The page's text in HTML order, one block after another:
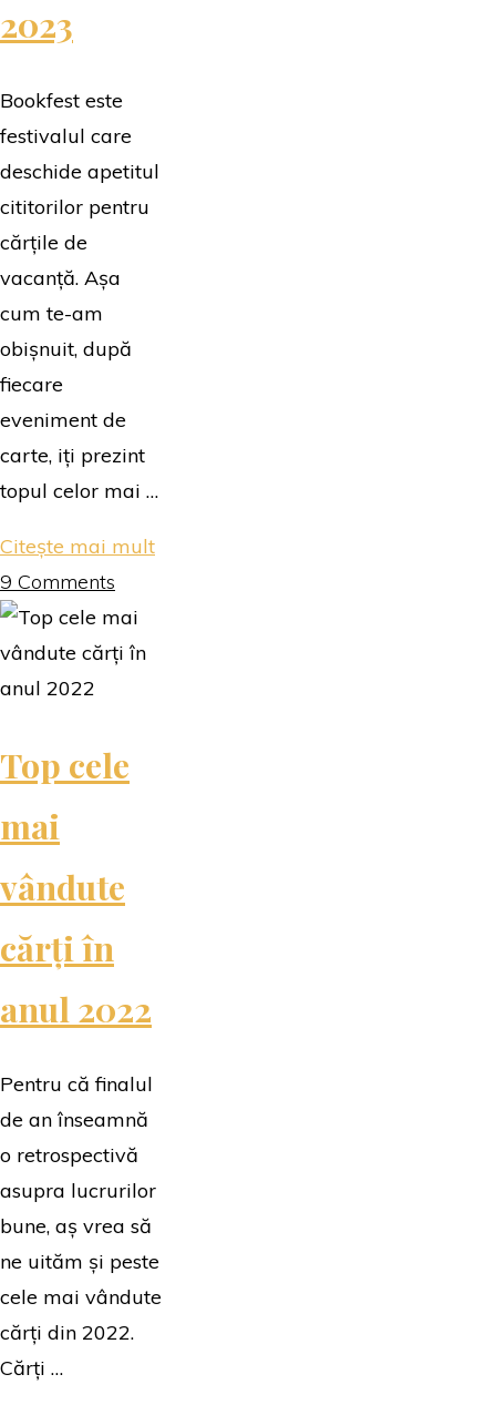
2023
Bookfest este
festivalul care
deschide apetitul
cititorilor pentru
cărțile de
vacanță. Așa
cum te-am
obișnuit, după
fiecare
eveniment de
carte, iți prezint
topul celor mai …
Citește mai mult"Cele
9 Comments
Top cele
mai
vândute
cărți în
anul 2022
Pentru că finalul
de an înseamnă
o retrospectivă
asupra lucrurilor
bune, aș vrea să
ne uităm și peste
cele mai vândute
cărți din 2022.
Cărți …